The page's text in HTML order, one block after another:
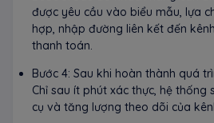
được yêu cầu vào biểu mẫu, lựa
hợp, nhập đường liên kết đến
thanh toán.
Bước 4: Sau khi hoàn thành quá
Chỉ sau ít phút xác thực, hệ thống
cụ và tăng lượng theo dõi của